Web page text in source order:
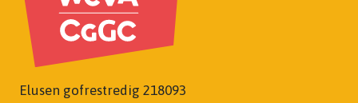
Elusen gofrestredig 218093